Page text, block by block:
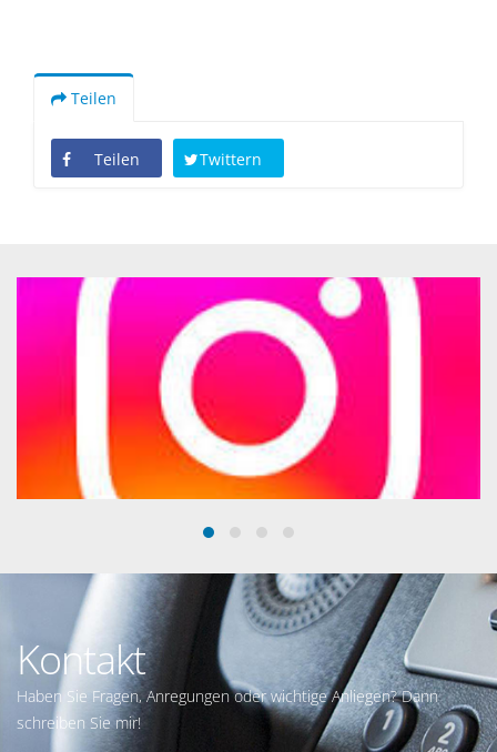
Teilen
Teilen Twittern
Kontakt
Haben Sie Fragen, Anregungen oder wichtige Anliegen? Dann
schreiben Sie mir!